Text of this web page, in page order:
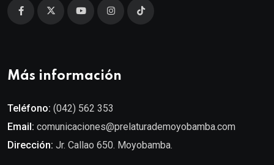
Más información
Teléfono: (042) 562 353
Email: comunicaciones@prelaturademoyobamba.com
Dirección: Jr. Callao 650. Moyobamba.